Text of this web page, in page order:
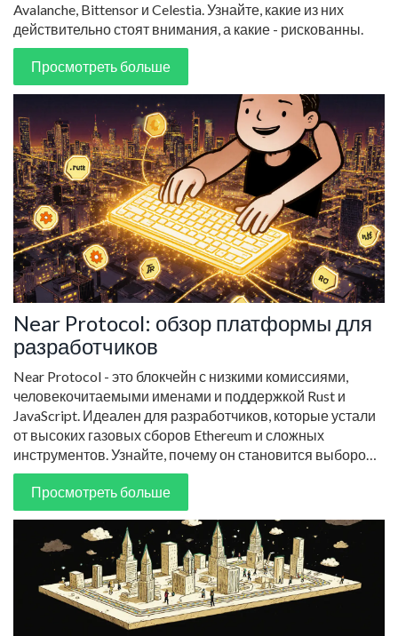
Avalanche, Bittensor и Celestia. Узнайте, какие из них
действительно стоят внимания, а какие - рискованны.
Просмотреть больше
Near Protocol: обзор платформы для
разработчиков
Near Protocol - это блокчейн с низкими комиссиями,
человекочитаемыми именами и поддержкой Rust и
JavaScript. Идеален для разработчиков, которые устали
от высоких газовых сборов Ethereum и сложных
инструментов. Узнайте, почему он становится выбором
номер один для новых проектов.
Просмотреть больше